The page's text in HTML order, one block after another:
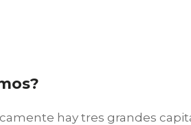
hay tres grandes